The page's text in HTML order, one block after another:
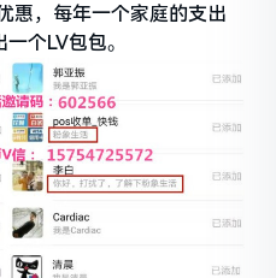
惠，每年一个家庭的支出
个LV包包。